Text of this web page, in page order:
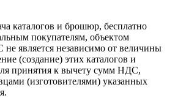
каталогов и брошюр, бесплатно
покупателям, объектом
является независимо от величины
(создание) этих каталогов и
принятия к вычету сумм НДС,
(изготовителями) указанных